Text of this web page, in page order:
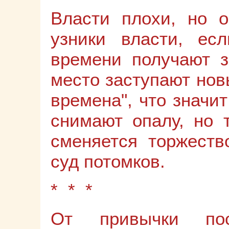
Власти плохи, но
узники власти,
времени получают
место заступают
времена", что
снимают опалу, но
сменяется
суд потомков.
* * *
От привычки